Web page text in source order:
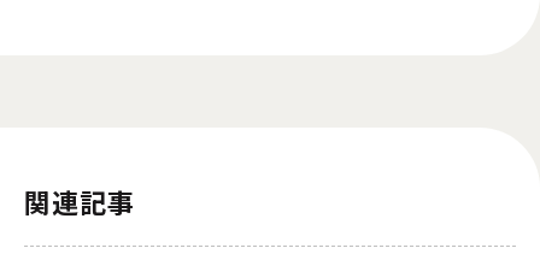
関連記事